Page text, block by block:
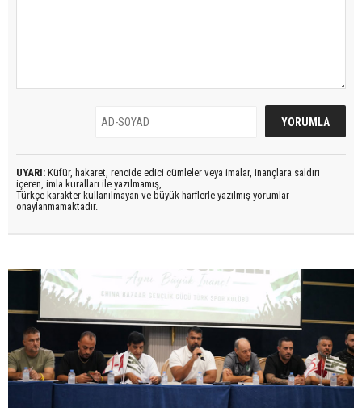
UYARI: Küfür, hakaret, rencide edici cümleler veya imalar, inançlara saldırı
içeren, imla kuralları ile yazılmamış,
Türkçe karakter kullanılmayan ve büyük harflerle yazılmış yorumlar
onaylanmamaktadır.